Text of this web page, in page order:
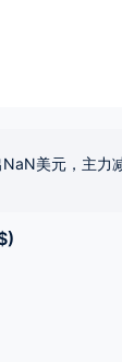
NaN美元，主力